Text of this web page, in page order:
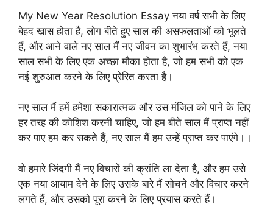
My New Year Resolution Essay नया वर्ष सभी के लिए
बेहद खास होता है, लोग बीते हुए साल की असफलताओं को भूलते
हैं, और आने वाले नए साल मैं नए जीवन का शुभारंभ करते हैं, नया
साल सभी के लिए एक अच्छा मौका होता है, जो हम सभी को एक
नई शुरुआत करने के लिए प्रेरित करता है।
नए साल मैं हमें हमेशा सकारात्मक और उस मंजिल को पाने के लिए
हर तरह की कोशिश करनी चाहिए, जो हम बीते साल मैं प्राप्त नहीं
कर पाए हम कर सकते हैं, नए साल मैं हम उन्हें प्राप्त कर पाएंगे।।
वो हमारे जिंदगी मैं नए विचारों की क्रांति ला देता है, और हम उसे
एक नया आयाम देने के लिए उसके बारे मैं सोचने और विचार करने
लगते हैं, और उसको पूरा करने के लिए प्रयास करते हैं।